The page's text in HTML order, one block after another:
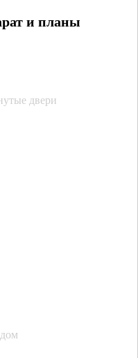
и планы
двери